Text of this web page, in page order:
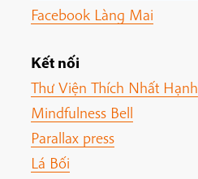
Facebook Làng Mai
Kết nối
Thư Viện Thích Nhất Hạnh
Mindfulness Bell
Parallax press
Lá Bối